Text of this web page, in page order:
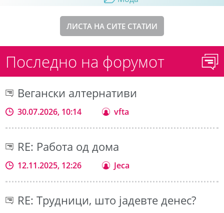
ЛИСТА НА СИТЕ СТАТИИ
Последно на форумот
Вегански алтернативи
30.07.2026, 10:14 vfta
RE: Работа од дома
12.11.2025, 12:26 Jeca
RE: Трудници, што јадевте денес?